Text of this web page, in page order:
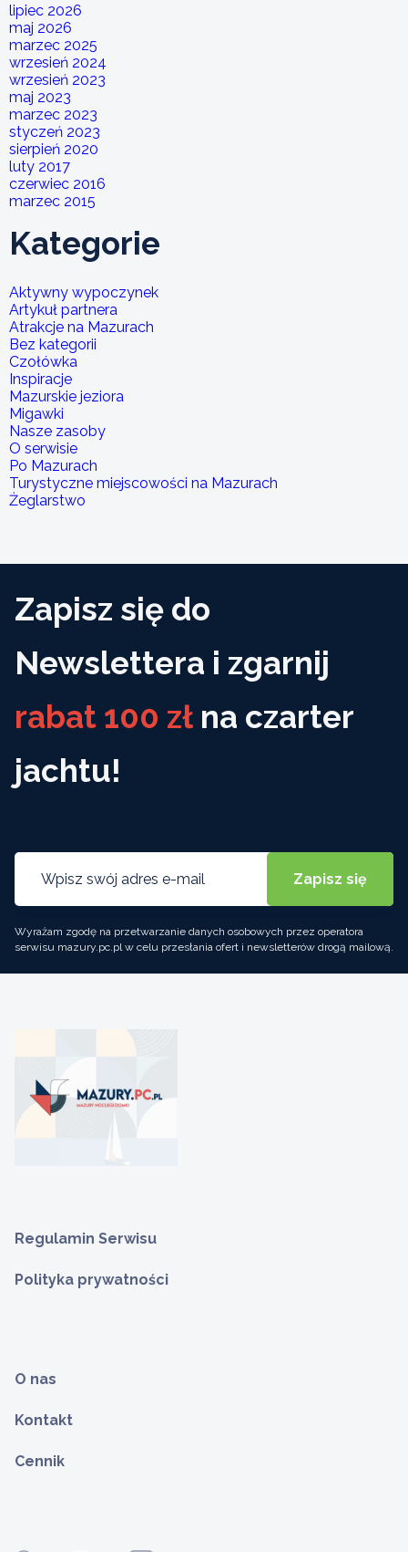
lipiec 2026
maj 2026
marzec 2025
wrzesień 2024
wrzesień 2023
maj 2023
marzec 2023
styczeń 2023
sierpień 2020
luty 2017
czerwiec 2016
marzec 2015
Kategorie
Aktywny wypoczynek
Artykuł partnera
Atrakcje na Mazurach
Bez kategorii
Czołówka
Inspiracje
Mazurskie jeziora
Migawki
Nasze zasoby
O serwisie
Po Mazurach
Turystyczne miejscowości na Mazurach
Żeglarstwo
Zapisz się do
Newslettera i zgarnij
rabat 100 zł na czarter
jachtu!
Wyrażam zgodę na przetwarzanie danych osobowych przez operatora
serwisu mazury.pc.pl w celu przesłania ofert i newsletterów drogą mailową.
Regulamin Serwisu
Polityka prywatności
O nas
Kontakt
Cennik